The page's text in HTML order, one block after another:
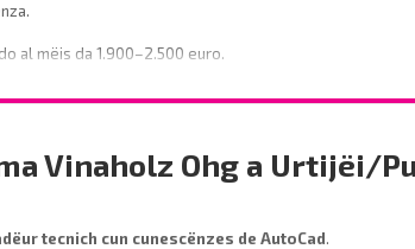
al mëis da 1.900–2.500 euro.
le curriculum a
0471 839661
Vinaholz Ohg a Urtijëi/
tecnich cun cunescënzes de AutoCad.